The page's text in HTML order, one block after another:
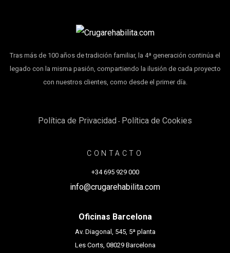
Tras más de 100 años de tradición familiar, la 4ª generación continúa el
legado con la misma pasión, compartiendo la ilusión de cada proyecto
con nuestros clientes, como desde el primer día.
Política de Privacidad - Política de Cookies
CONTACTO
+34 695 929 000
info@crugarehabilita.com
Oficinas Barcelona
Av. Diagonal, 545, 5ª planta
Les Corts, 08029 Barcelona